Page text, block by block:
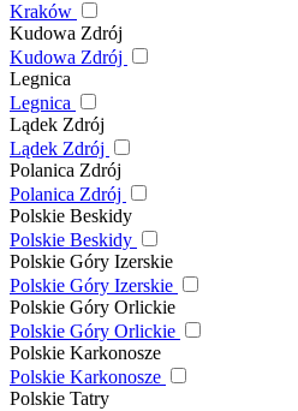
Kraków
Kudowa Zdrój
Kudowa Zdrój
Legnica
Legnica
Lądek Zdrój
Lądek Zdrój
Polanica Zdrój
Polanica Zdrój
Polskie Beskidy
Polskie Beskidy
Polskie Góry Izerskie
Polskie Góry Izerskie
Polskie Góry Orlickie
Polskie Góry Orlickie
Polskie Karkonosze
Polskie Karkonosze
Polskie Tatry